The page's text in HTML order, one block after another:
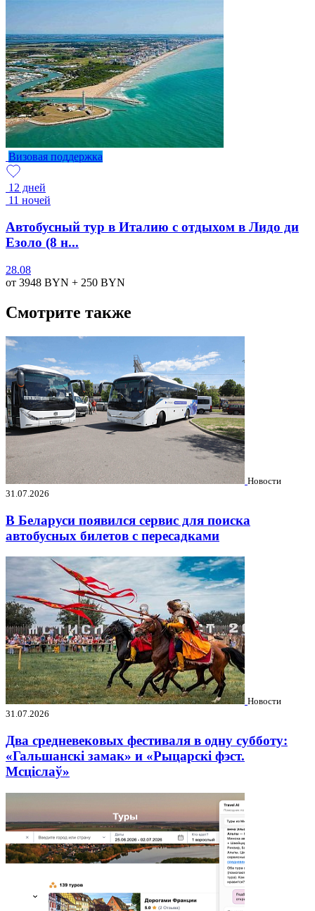
Визовая поддержка
12 дней
11 ночей
Автобусный тур в Италию с отдыхом в Лидо ди
Езоло (8 н...
28.08
от 3948 BYN + 250 BYN
Смотрите также
Новости
31.07.2026
В Беларуси появился сервис для поиска
автобусных билетов с пересадками
Новости
31.07.2026
Два средневековых фестиваля в одну субботу:
«Гальшанскі замак» и «Рыцарскі фэст.
Мсціслаў»